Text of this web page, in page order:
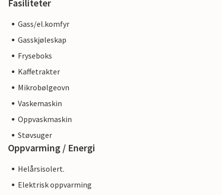
Fasiliteter
Gass/el.komfyr
Gasskjøleskap
Fryseboks
Kaffetrakter
Mikrobølgeovn
Vaskemaskin
Oppvaskmaskin
Støvsuger
Oppvarming / Energi
Helårsisolert.
Elektrisk oppvarming